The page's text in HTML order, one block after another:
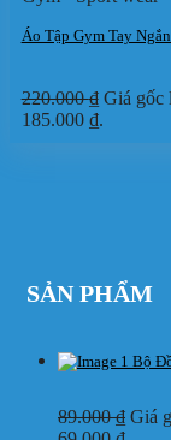
Áo Tập Gym Tay
220.000₫ Giá gốc
185.000 ₫.
SẢN PHẨM
Bộ
89.000₫ Giá